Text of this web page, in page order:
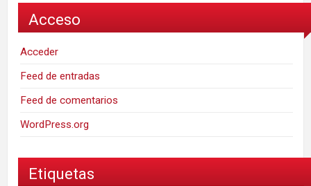
Acceso
Acceder
Feed de entradas
Feed de comentarios
WordPress.org
Etiquetas